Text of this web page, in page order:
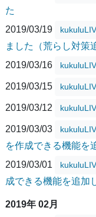
た
2019/03/19
ました（荒らし対策
2019/03/16
2019/03/15
2019/03/12
2019/03/03
を作成できる機能を
2019/03/01
成できる機能を追加
2019年 02月